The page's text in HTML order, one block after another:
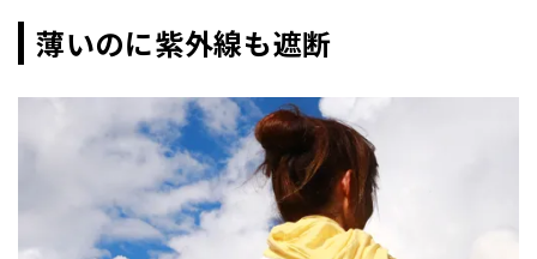
薄いのに紫外線も遮断